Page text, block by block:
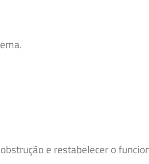
e restabelecer o